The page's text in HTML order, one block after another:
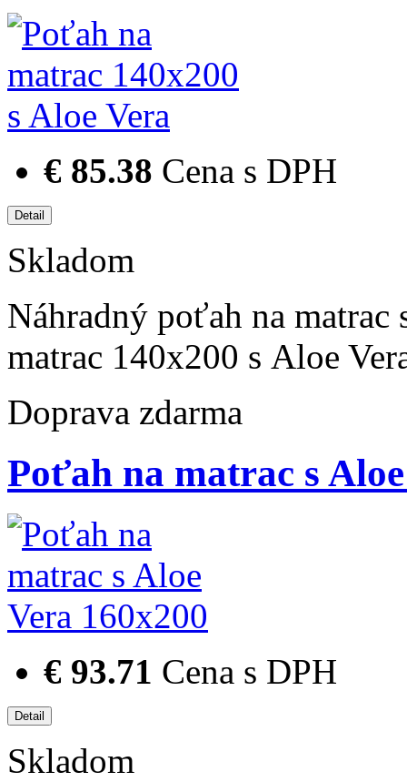
€ 85.38 Cena s DPH
Skladom
Náhradný poťah na
matrac 140x200 s Aloe
Doprava zdarma
Poťah na matrac s
€ 93.71 Cena s DPH
Skladom